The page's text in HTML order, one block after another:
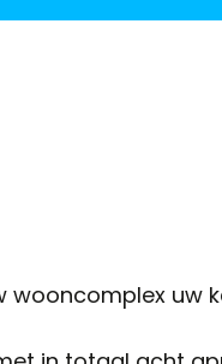
wooncomplex uw